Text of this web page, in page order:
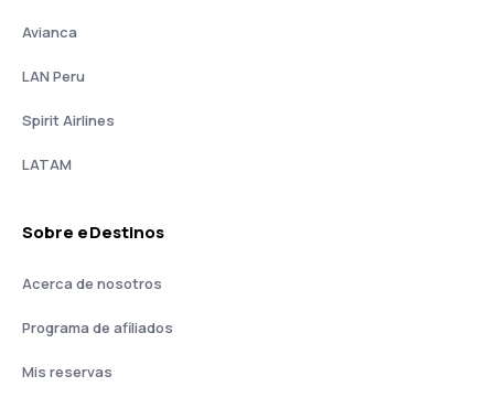
Avianca
LAN Peru
Spirit Airlines
LATAM
Sobre eDestinos
Acerca de nosotros
Programa de afiliados
Mis reservas